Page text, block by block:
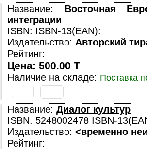
Название: Восточная
интеграции
ISBN: ISBN-13(EAN):
Издательство: Авторский
Рейтинг:
Цена: 500.00 T
Наличие на складе: Поставка
Название: Диалог культур
ISBN: 5248002478 ISBN-
Издательство: <временно
Рейтинг: